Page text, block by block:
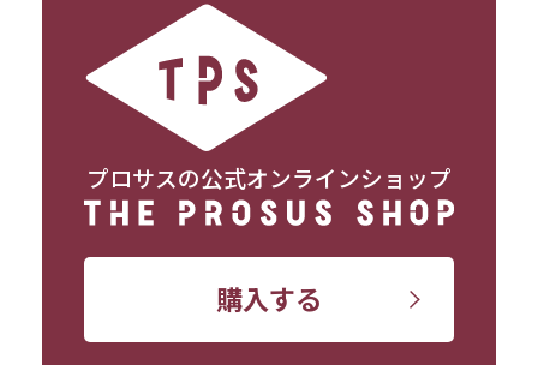
プロサスの公式オンラインショップ
購入する